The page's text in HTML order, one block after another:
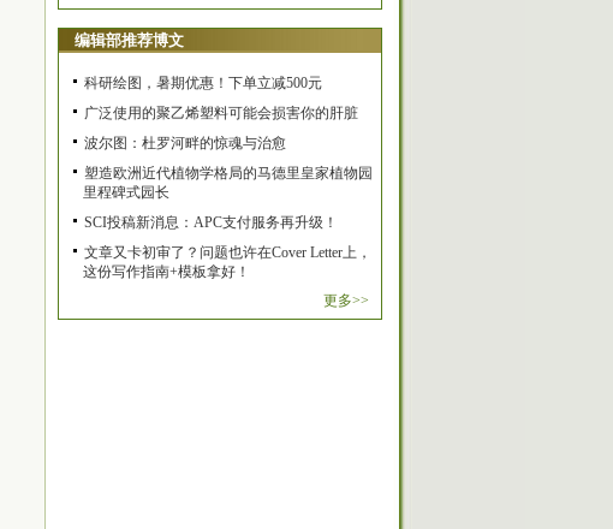
编辑部推荐博文
科研绘图，暑期优惠！下单立减500元
广泛使用的聚乙烯塑料可能会损害你的肝脏
波尔图：杜罗河畔的惊魂与治愈
塑造欧洲近代植物学格局的马德里皇家植物园
里程碑式园长
SCI投稿新消息：APC支付服务再升级！
文章又卡初审了？问题也许在Cover Letter上，
这份写作指南+模板拿好！
更多>>